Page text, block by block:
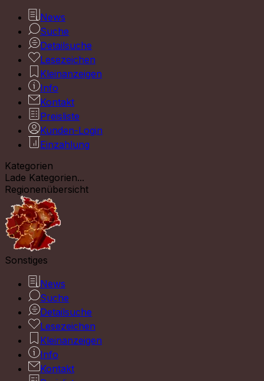
News
Suche
Detailsuche
Lesezeichen
Kleinanzeigen
Info
Kontakt
Preisliste
Kunden-Login
Einzahlung
Kategorien
Lade Kategorien...
Regionenübersicht
Sonstiges
News
Suche
Detailsuche
Lesezeichen
Kleinanzeigen
Info
Kontakt